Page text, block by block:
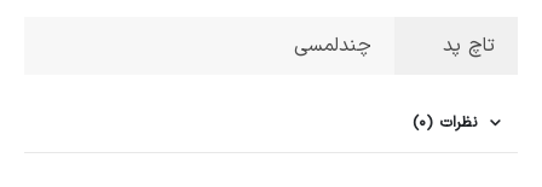
تاچ پد چندلمسی
نظرات (0)